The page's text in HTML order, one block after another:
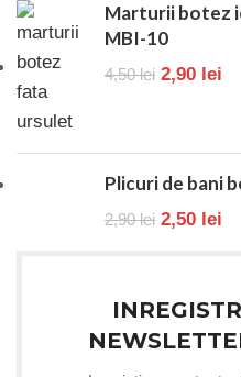
Marturii botez
MBI-10
4,50lei 2,90 lei
Plicuri de bani
2,90lei 2,50 lei